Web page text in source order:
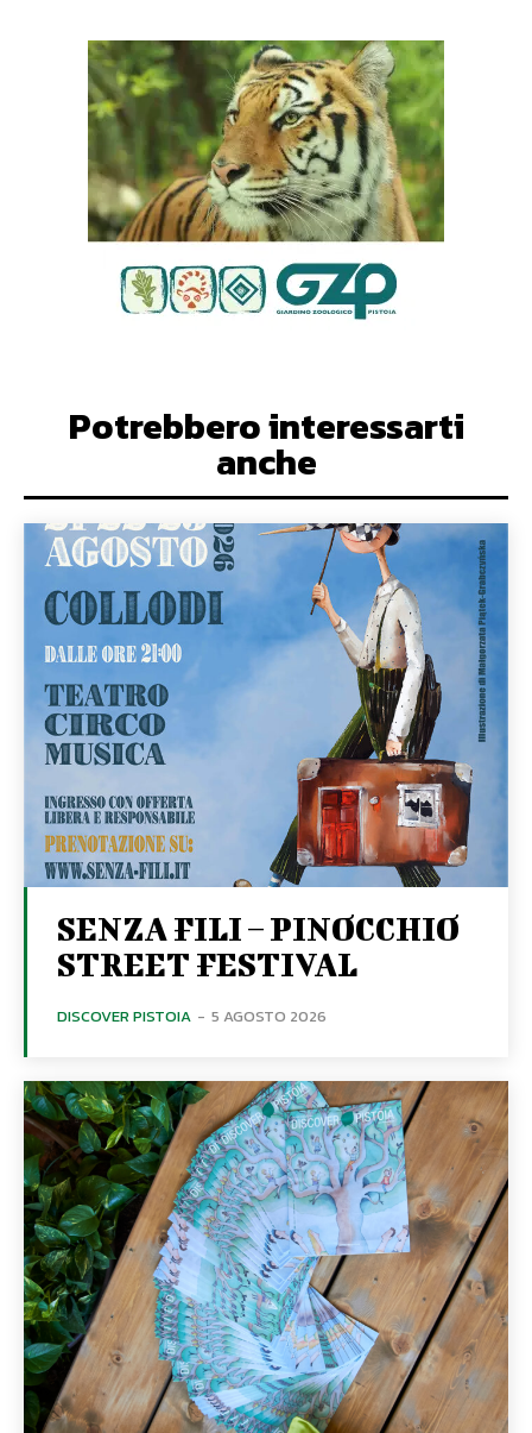
Potrebbero interessarti
anche
SENZA FILI – PINOCCHIO
STREET FESTIVAL
DISCOVER PISTOIA - 5 AGOSTO 2026